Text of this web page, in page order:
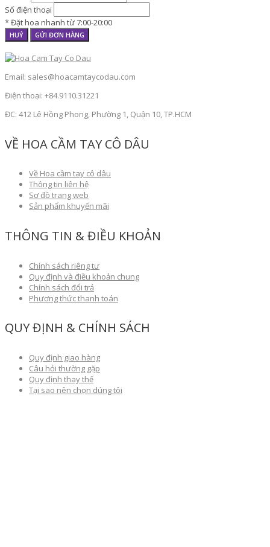
Số điện thoại
* Đặt hoa nhanh từ 7:00-20:00
HUỶ GỬI ĐƠN HÀNG
Email: sales@hoacamtaycodau.com
Điện thoại: +84.9110.31221
ĐC: 412 Lê Hồng Phong, Phường 1, Quận 10, TP.HCM
VỀ HOA CẦM TAY CÔ DÂU
Về Hoa cầm tay cô dâu
Thông tin liên hệ
Sơ đồ trang web
Sản phẩm khuyến mãi
THÔNG TIN & ĐIỀU KHOẢN
Chính sách riêng tư
Quy định và điều khoản chung
Chính sách đổi trả
Phương thức thanh toán
QUY ĐỊNH & CHÍNH SÁCH
Quy định giao hàng
Câu hỏi thường gặp
Quy định thay thế
Tại sao nên chọn dúng tôi